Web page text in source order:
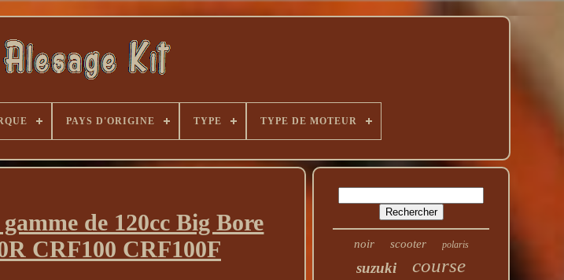
PAYS D'ORIGINE TYPE TYPE DE MOTEUR
de 120cc Big Bore
CRF100 CRF100F
noir scooter polaris
suzuki course